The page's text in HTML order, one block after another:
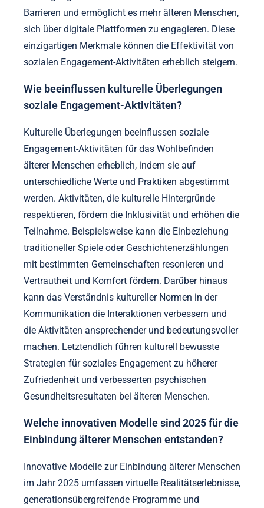
Barrieren und ermöglicht es mehr älteren Menschen,
sich über digitale Plattformen zu engagieren. Diese
einzigartigen Merkmale können die Effektivität von
sozialen Engagement-Aktivitäten erheblich steigern.
Wie beeinflussen kulturelle Überlegungen
soziale Engagement-Aktivitäten?
Kulturelle Überlegungen beeinflussen soziale
Engagement-Aktivitäten für das Wohlbefinden
älterer Menschen erheblich, indem sie auf
unterschiedliche Werte und Praktiken abgestimmt
werden. Aktivitäten, die kulturelle Hintergründe
respektieren, fördern die Inklusivität und erhöhen die
Teilnahme. Beispielsweise kann die Einbeziehung
traditioneller Spiele oder Geschichtenerzählungen
mit bestimmten Gemeinschaften resonieren und
Vertrautheit und Komfort fördern. Darüber hinaus
kann das Verständnis kultureller Normen in der
Kommunikation die Interaktionen verbessern und
die Aktivitäten ansprechender und bedeutungsvoller
machen. Letztendlich führen kulturell bewusste
Strategien für soziales Engagement zu höherer
Zufriedenheit und verbesserten psychischen
Gesundheitsresultaten bei älteren Menschen.
Welche innovativen Modelle sind 2025 für die
Einbindung älterer Menschen entstanden?
Innovative Modelle zur Einbindung älterer Menschen
im Jahr 2025 umfassen virtuelle Realitätserlebnisse,
generationsübergreifende Programme und